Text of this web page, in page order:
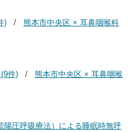
)
熊本市中央区 × 耳鼻咽喉科
件)
熊本市中央区 × 耳鼻咽喉
圧呼吸療法）による睡眠時無呼